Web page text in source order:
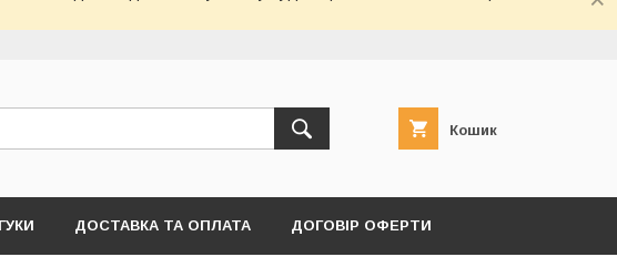
Кошик
ДОСТАВКА ТА ОПЛАТА ДОГОВІР ОФЕРТИ